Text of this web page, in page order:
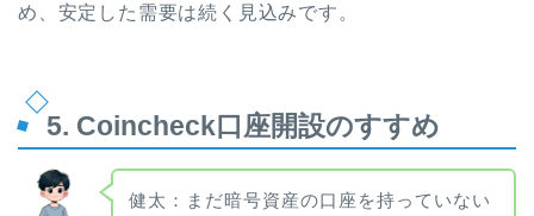
め、安定した需要は続く見込みです。
5. Coincheck口座開設のすすめ
健太：まだ暗号資産の口座を持っていない